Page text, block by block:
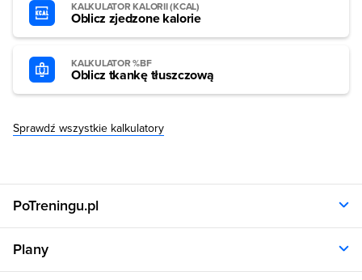
KALKULATOR KALORII (KCAL)
Oblicz zjedzone kalorie
KALKULATOR %BF
Oblicz tkankę tłuszczową
Sprawdź wszystkie kalkulatory
PoTreningu.pl
Polityka prywatności
Regulamin
Plany